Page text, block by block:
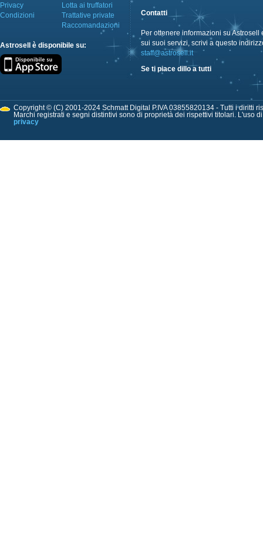
Privacy
Condizioni
Lotta ai truffatori
Trattative private
Raccomandazioni
Astrosell è disponibile su:
Contatti
Per ottenere informazioni su Astrosell
sui suoi servizi, scrivi a questo
staff@astrosell.it
Se ti piace dillo a tutti
Copyright © (C) 2001-2024 Schmatt Digital P.IVA 03855820134 - Tutti i diritti
Marchi registrati e segni distintivi sono di proprietà dei rispettivi titolari. L'uso
privacy